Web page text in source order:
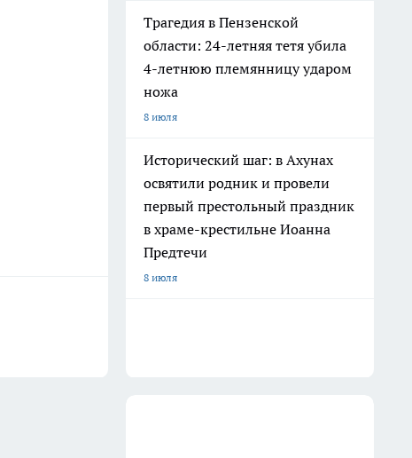
Трагедия в Пензенской
области: 24-летняя тетя убила
4-летнюю племянницу ударом
ножа
8 июля
Исторический шаг: в Ахунах
освятили родник и провели
первый престольный праздник
в храме-крестильне Иоанна
Предтечи
8 июля